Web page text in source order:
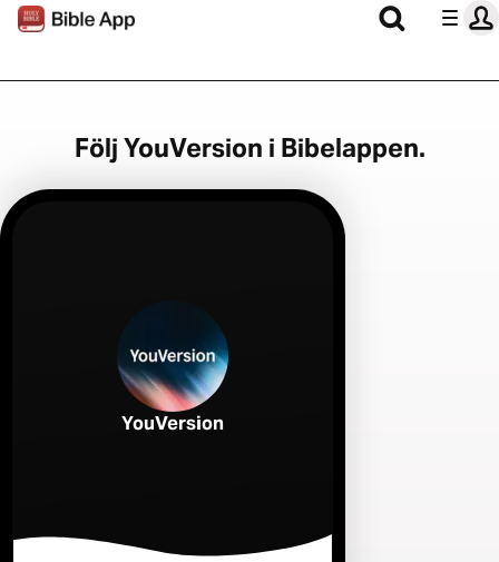
Följ YouVersion i Bibelappen.
YouVersion